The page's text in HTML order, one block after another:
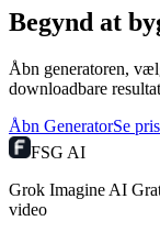
Begynd at
Åbn generatoren,
downloadbare
Åbn GeneratorSe
FSG AI
Grok Imagine AI
video